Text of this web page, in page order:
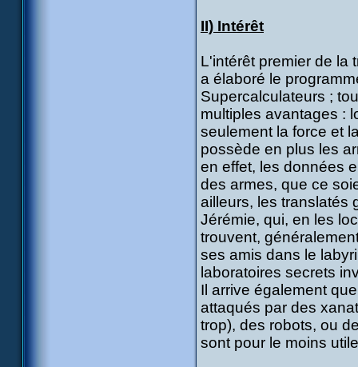
II) Intérêt
L'intérêt premier de la
a élaboré le
Supercalculateurs ;
multiples avantages :
seulement la force et
possède en plus les
en effet, les données
des armes, que ce
ailleurs, les translatés
Jérémie, qui, en les
trouvent,
ses amis dans le
laboratoires secrets
Il arrive également
attaqués par des
trop), des robots, ou
sont pour le moins